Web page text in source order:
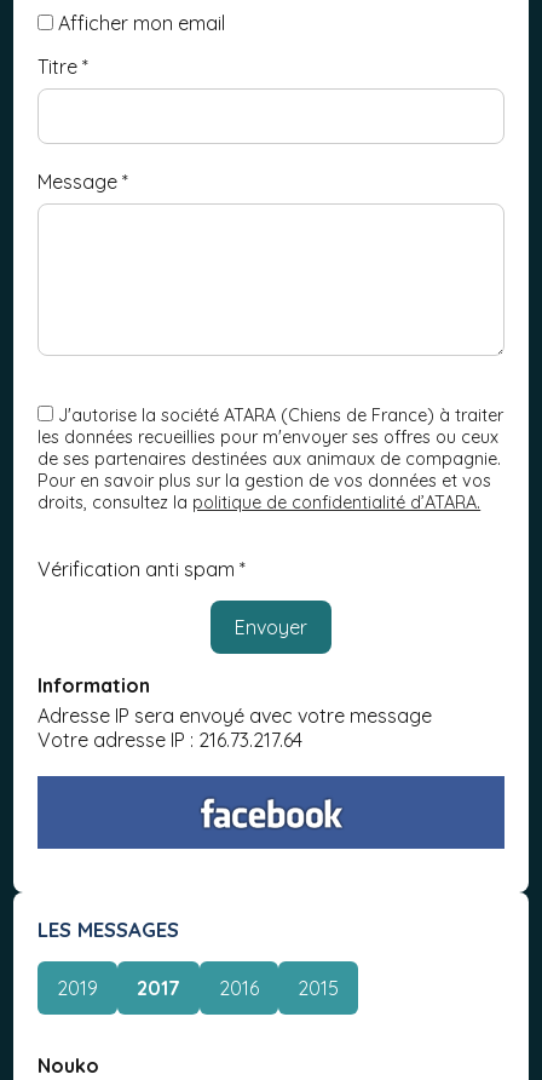
Afficher mon email
Titre*
Message*
J'autorise la société ATARA (Chiens de France) à traiter
les données recueillies pour m'envoyer ses offres ou ceux
de ses partenaires destinées aux animaux de compagnie.
Pour en savoir plus sur la gestion de vos données et vos
droits, consultez la politique de confidentialité d’ATARA.
Vérification anti spam *
Information
Adresse IP sera envoyé avec votre message
Votre adresse IP : 216.73.217.64
LES MESSAGES
2019 2017 2016 2015
Nouko